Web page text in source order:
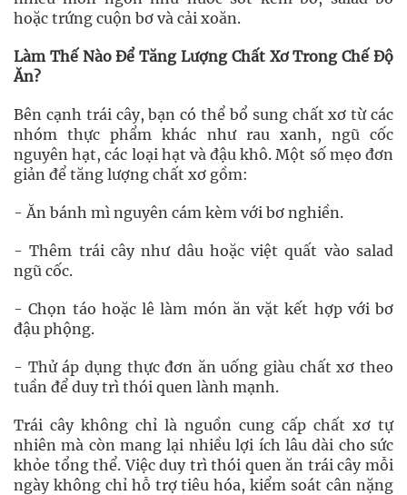
hoặc trứng cuộn bơ và cải xoăn.
Làm Thế Nào Để Tăng Lượng Chất Xơ Trong Chế Độ
Ăn?
Bên cạnh trái cây, bạn có thể bổ sung chất xơ từ các
nhóm thực phẩm khác như rau xanh, ngũ cốc
nguyên hạt, các loại hạt và đậu khô. Một số mẹo đơn
giản để tăng lượng chất xơ gồm:
- Ăn bánh mì nguyên cám kèm với bơ nghiền.
- Thêm trái cây như dâu hoặc việt quất vào salad
ngũ cốc.
- Chọn táo hoặc lê làm món ăn vặt kết hợp với bơ
đậu phộng.
- Thử áp dụng thực đơn ăn uống giàu chất xơ theo
tuần để duy trì thói quen lành mạnh.
Trái cây không chỉ là nguồn cung cấp chất xơ tự
nhiên mà còn mang lại nhiều lợi ích lâu dài cho sức
khỏe tổng thể. Việc duy trì thói quen ăn trái cây mỗi
ngày không chỉ hỗ trợ tiêu hóa, kiểm soát cân nặng